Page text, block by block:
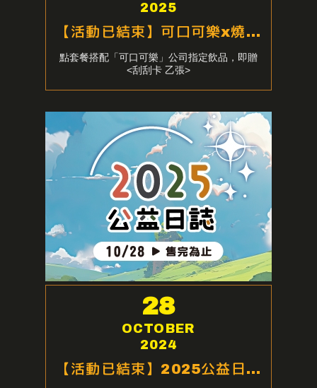
2025
【活動已結束】可口可樂x燒丼 歡聚好禮
點套餐搭配「可口可樂」公司指定飲品，即贈
<刮刮卡 乙張>
28
OCTOBER
2024
【活動已結束】2025公益日誌，隨書附贈$600優惠